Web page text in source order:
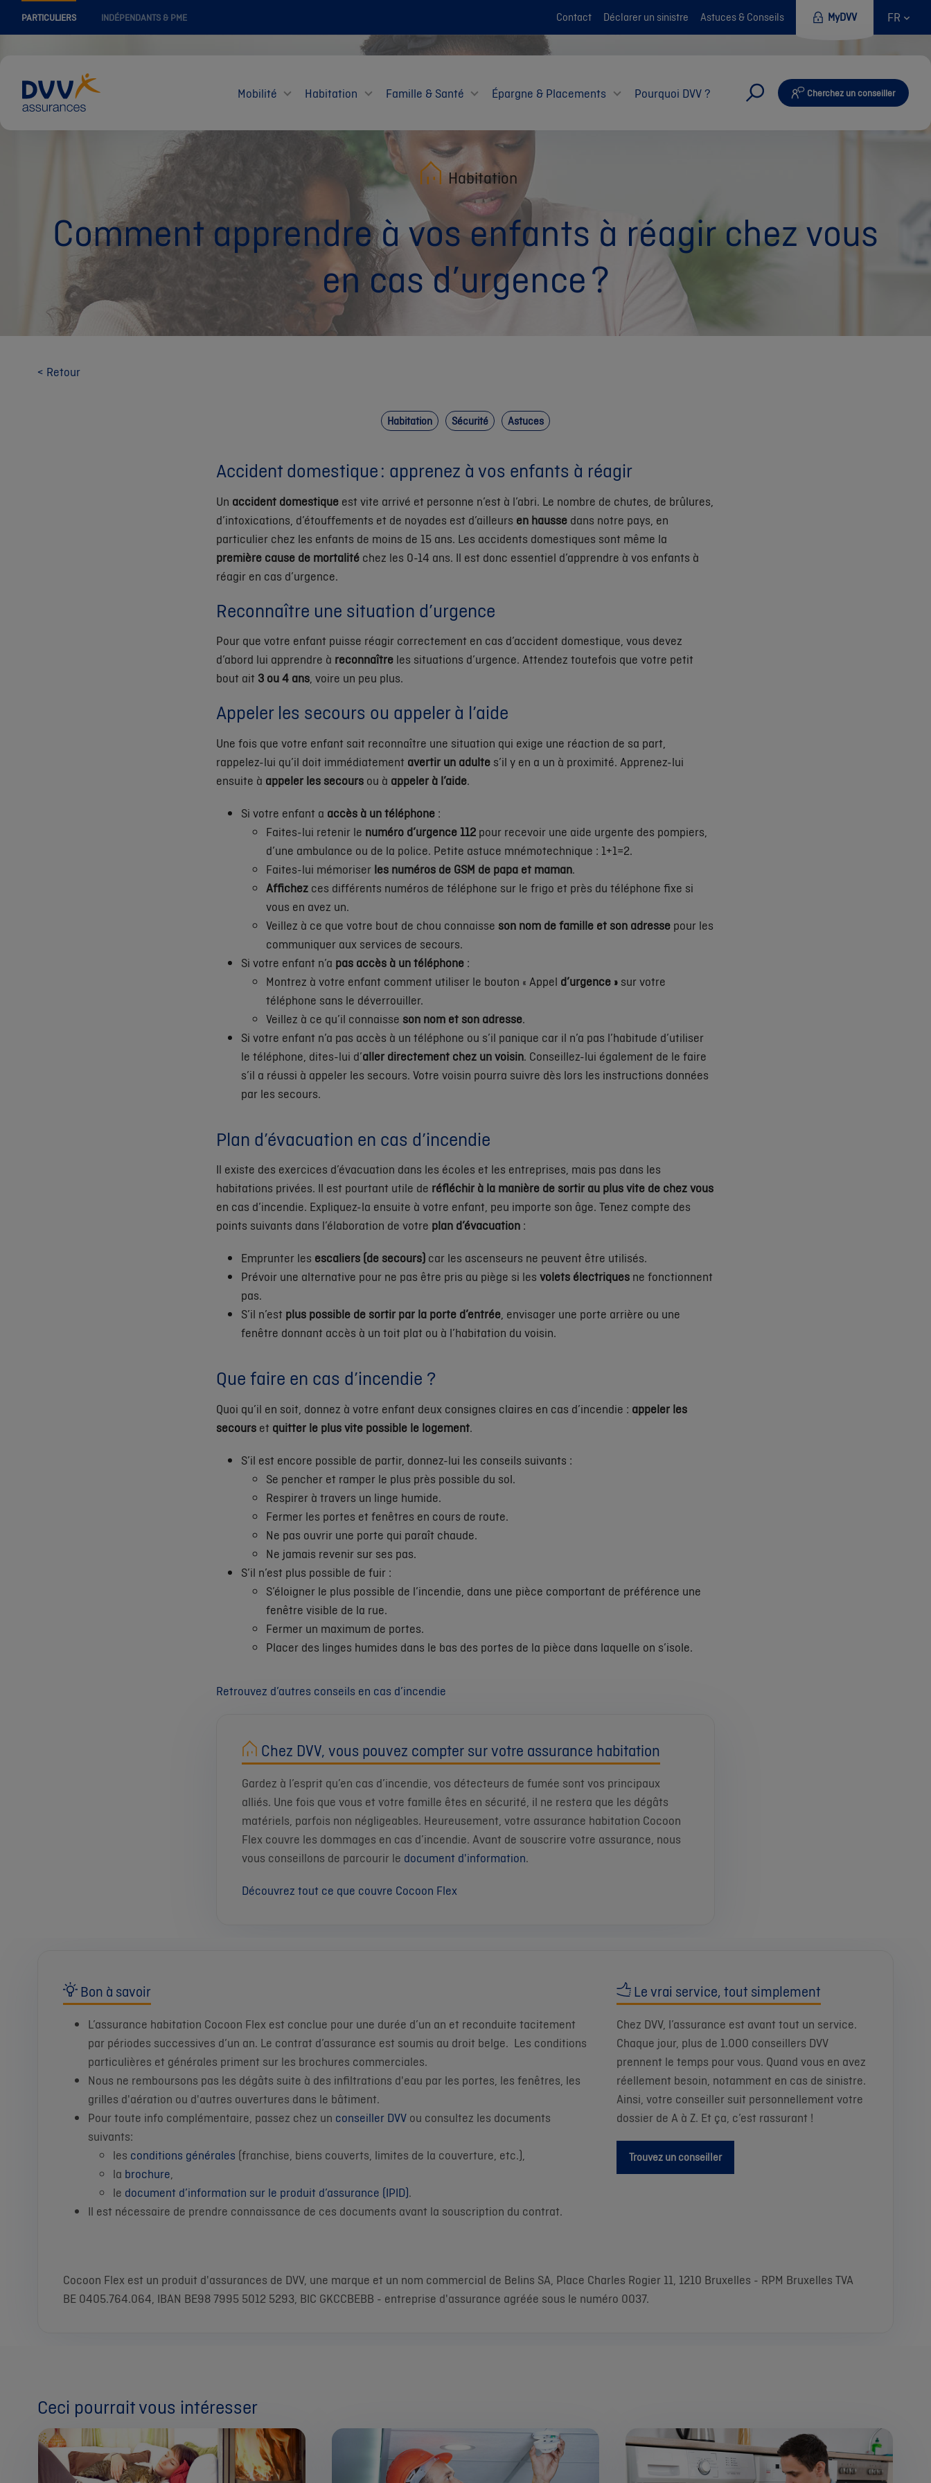
PARTICULIERS INDÉPENDANTS & PME Contact Déclarer un sinistre Astuces & Conseils MyDVV FR
Mobilité Habitation Famille & Santé Épargne & Placements Pourquoi DVV ? Cherchez un conseiller
Habitation
Comment apprendre à vos enfants à réagir chez vous
en cas d’urgence ?
< Retour
Habitation Sécurité Astuces
Accident domestique : apprenez à vos enfants à réagir
Un accident domestique est vite arrivé et personne n’est à l’abri. Le nombre de chutes, de brûlures,
d’intoxications, d’étouffements et de noyades est d’ailleurs en hausse dans notre pays, en
particulier chez les enfants de moins de 15 ans. Les accidents domestiques sont même la
première cause de mortalité chez les 0-14 ans. Il est donc essentiel d’apprendre à vos enfants à
réagir en cas d’urgence.
Reconnaître une situation d’urgence
Pour que votre enfant puisse réagir correctement en cas d’accident domestique, vous devez
d’abord lui apprendre à reconnaître les situations d’urgence. Attendez toutefois que votre petit
bout ait 3 ou 4 ans, voire un peu plus.
Appeler les secours ou appeler à l’aide
Une fois que votre enfant sait reconnaître une situation qui exige une réaction de sa part,
rappelez-lui qu’il doit immédiatement avertir un adulte s’il y en a un à proximité. Apprenez-lui
ensuite à appeler les secours ou à appeler à l’aide.
Si votre enfant a accès à un téléphone :
Faites-lui retenir le numéro d’urgence 112 pour recevoir une aide urgente des pompiers,
d’une ambulance ou de la police. Petite astuce mnémotechnique : 1+1=2.
Faites-lui mémoriser les numéros de GSM de papa et maman.
Affichez ces différents numéros de téléphone sur le frigo et près du téléphone fixe si
vous en avez un.
Veillez à ce que votre bout de chou connaisse son nom de famille et son adresse pour les
communiquer aux services de secours.
Si votre enfant n’a pas accès à un téléphone :
Montrez à votre enfant comment utiliser le bouton « Appel d’urgence » sur votre
téléphone sans le déverrouiller.
Veillez à ce qu’il connaisse son nom et son adresse.
Si votre enfant n’a pas accès à un téléphone ou s’il panique car il n’a pas l’habitude d’utiliser
le téléphone, dites-lui d’aller directement chez un voisin. Conseillez-lui également de le faire
s’il a réussi à appeler les secours. Votre voisin pourra suivre dès lors les instructions données
par les secours.
Plan d’évacuation en cas d’incendie
Il existe des exercices d’évacuation dans les écoles et les entreprises, mais pas dans les
habitations privées. Il est pourtant utile de réfléchir à la manière de sortir au plus vite de chez vous
en cas d’incendie. Expliquez-la ensuite à votre enfant, peu importe son âge. Tenez compte des
points suivants dans l’élaboration de votre plan d’évacuation :
Emprunter les escaliers (de secours) car les ascenseurs ne peuvent être utilisés.
Prévoir une alternative pour ne pas être pris au piège si les volets électriques ne fonctionnent
pas.
S’il n’est plus possible de sortir par la porte d’entrée, envisager une porte arrière ou une
fenêtre donnant accès à un toit plat ou à l’habitation du voisin.
Que faire en cas d’incendie ?
Quoi qu’il en soit, donnez à votre enfant deux consignes claires en cas d’incendie : appeler les
secours et quitter le plus vite possible le logement.
S’il est encore possible de partir, donnez-lui les conseils suivants :
Se pencher et ramper le plus près possible du sol.
Respirer à travers un linge humide.
Fermer les portes et fenêtres en cours de route.
Ne pas ouvrir une porte qui paraît chaude.
Ne jamais revenir sur ses pas.
S’il n’est plus possible de fuir :
S’éloigner le plus possible de l’incendie, dans une pièce comportant de préférence une
fenêtre visible de la rue.
Fermer un maximum de portes.
Placer des linges humides dans le bas des portes de la pièce dans laquelle on s’isole.
Retrouvez d’autres conseils en cas d’incendie
Chez DVV, vous pouvez compter sur votre assurance habitation
Gardez à l’esprit qu’en cas d’incendie, vos détecteurs de fumée sont vos principaux
alliés. Une fois que vous et votre famille êtes en sécurité, il ne restera que les dégâts
matériels, parfois non négligeables. Heureusement, votre assurance habitation Cocoon
Flex couvre les dommages en cas d’incendie. Avant de souscrire votre assurance, nous
vous conseillons de parcourir le document d'information.
Découvrez tout ce que couvre Cocoon Flex
Bon à savoir
L’assurance habitation Cocoon Flex est conclue pour une durée d’un an et reconduite tacitement
par périodes successives d’un an. Le contrat d’assurance est soumis au droit belge. Les conditions
particulières et générales priment sur les brochures commerciales.
Nous ne remboursons pas les dégâts suite à des infiltrations d'eau par les portes, les fenêtres, les
grilles d'aération ou d'autres ouvertures dans le bâtiment.
Pour toute info complémentaire, passez chez un conseiller DVV ou consultez les documents
suivants:
les conditions générales (franchise, biens couverts, limites de la couverture, etc.),
la brochure
le document d’information sur le produit d’assurance (IPID).
Il est nécessaire de prendre connaissance de ces documents avant la souscription du contrat.
Le vrai service, tout simplement
Chez DVV, l’assurance est avant tout un service.
Chaque jour, plus de 1.000 conseillers DVV
prennent le temps pour vous. Quand vous en avez
réellement besoin, notamment en cas de sinistre.
Ainsi, votre conseiller suit personnellement votre
dossier de A à Z. Et ça, c’est rassurant !
Trouvez un conseiller
Cocoon Flex est un produit d'assurances de DVV, une marque et un nom commercial de Belins SA, Place Charles Rogier 11, 1210 Bruxelles - RPM Bruxelles TVA
BE 0405.764.064, IBAN BE98 7995 5012 5293, BIC GKCCBEBB - entreprise d'assurance agréée sous le numéro 0037.
Ceci pourrait vous intéresser